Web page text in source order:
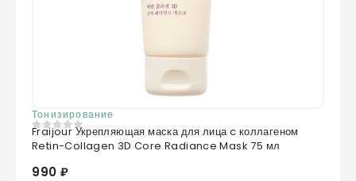
Тонизирование
0из 5
Fraijour Укрепляющая маска для лица c коллагеном
Retin-Collagen 3D Core Radiance Mask 75 мл
990 ₽